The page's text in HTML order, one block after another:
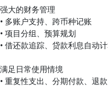
强大的财务管理
• 多账户支持、跨币种记账
• 项目分组、预算规划
• 借还款追踪、贷款利息自动
满足日常使用情境
• 重复性支出、分期付款、退